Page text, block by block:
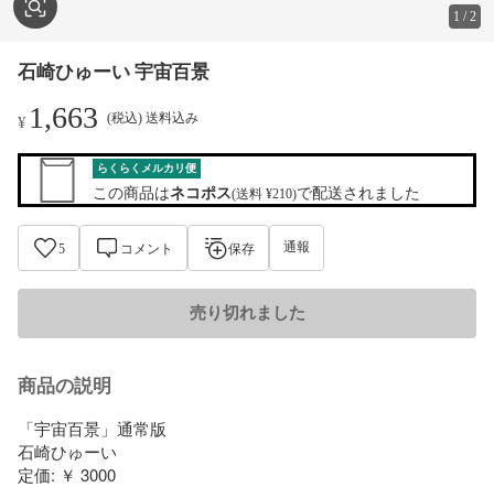
1 /2
石崎ひゅーい 宇宙百景
¥ 1,663 (税込) 送料込み
らくらくメルカリ便
この商品はネコポス(送料 ¥210)で配送されました
5 コメント 保存 通報
売り切れました
商品の説明
「宇宙百景」通常版
石崎ひゅーい
定価: ￥ 3000